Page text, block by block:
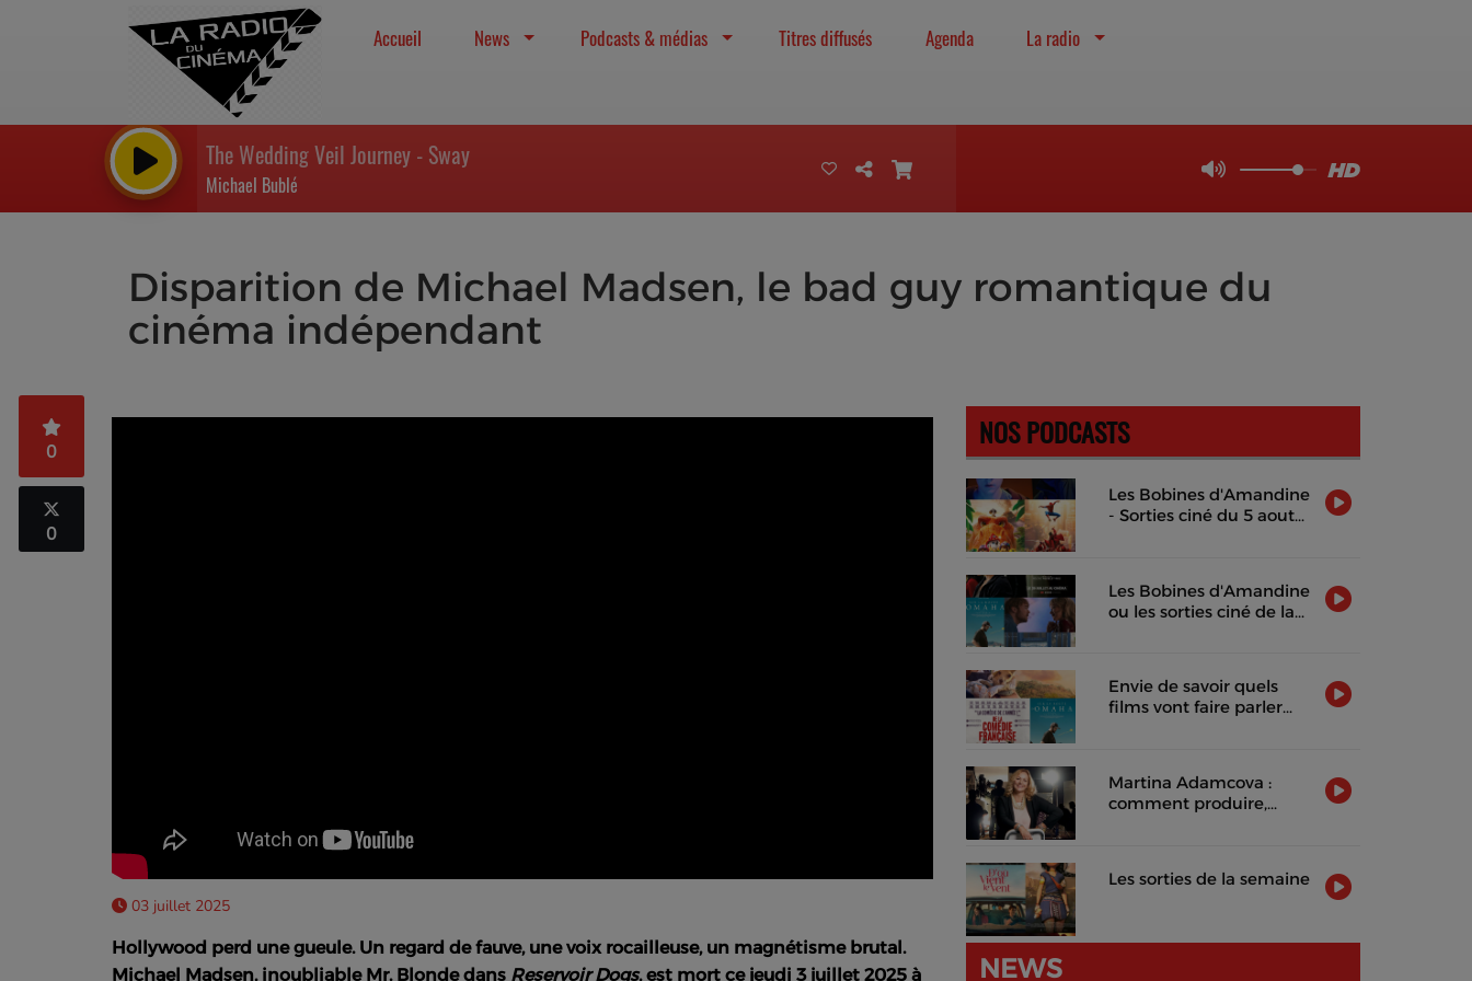
Accueil News Podcasts & médias Titres diffusés Agenda La radio
The Wedding Veil Journey - Sway
Michael Bublé
Disparition de Michael Madsen, le bad guy romantique du
cinéma indépendant
0
0
03 juillet 2025
Hollywood perd une gueule. Un regard de fauve, une voix rocailleuse, un magnétisme brutal.
Michael Madsen, inoubliable Mr. Blonde dans Reservoir Dogs, est mort ce jeudi 3 juillet 2025 à
NOS PODCASTS
Les Bobines d'Amandine
- Sorties ciné du 5 aout
Les Bobines d'Amandine
ou les sorties ciné de la
Envie de savoir quels
films vont faire parler
Martina Adamcova :
comment produire,
Les sorties de la semaine
NEWS